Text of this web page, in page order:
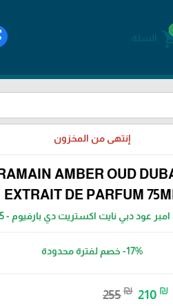
السلة
إنتهى من المخزون
AMBER OUD
EXTRAIT DE PARFUM
عود دبي نايت اكستريت دي بارفيوم - 75 مل
-17% خصم لفترة محدودة
255₪ 210 ₪